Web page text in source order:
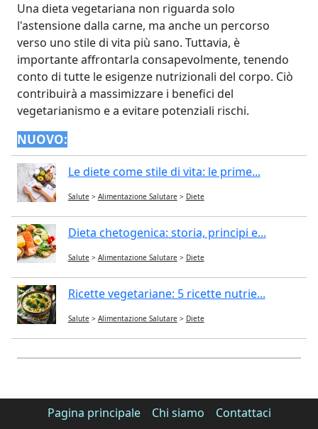
Una dieta vegetariana non riguarda solo
l'astensione dalla carne, ma anche un percorso
verso uno stile di vita più sano. Tuttavia, è
importante affrontarla consapevolmente, tenendo
conto di tutte le esigenze nutrizionali del corpo. Ciò
contribuirà a massimizzare i benefici del
vegetarianismo e a evitare potenziali rischi.
NUOVO:
Le diete come stile di vita: le prime...
Salute > Alimentazione Salutare > Diete
Dieta chetogenica: storia, principi e...
Salute > Alimentazione Salutare > Diete
Ricette vegetariane: 5 ricette nutrie...
Salute > Alimentazione Salutare > Diete
Pagina principale Chi siamo Contattaci